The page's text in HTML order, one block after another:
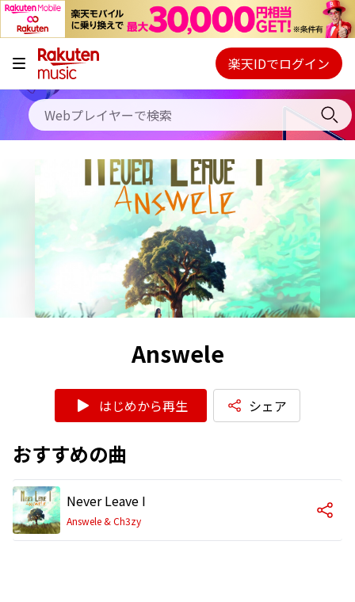
キャンペーン
料金プラン
使い方
初回30日間無料お試し
Webプレイヤー
ご契約内容の確認・変更
楽天IDでログイン
Answele
はじめから再生 シェア
おすすめの曲
Never Leave I
Answele & Ch3zy